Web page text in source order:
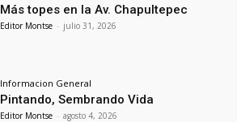
Más topes en la Av. Chapultepec
Editor Montse - julio 31, 2026
Informacion General
Pintando, Sembrando Vida
Editor Montse - agosto 4, 2026